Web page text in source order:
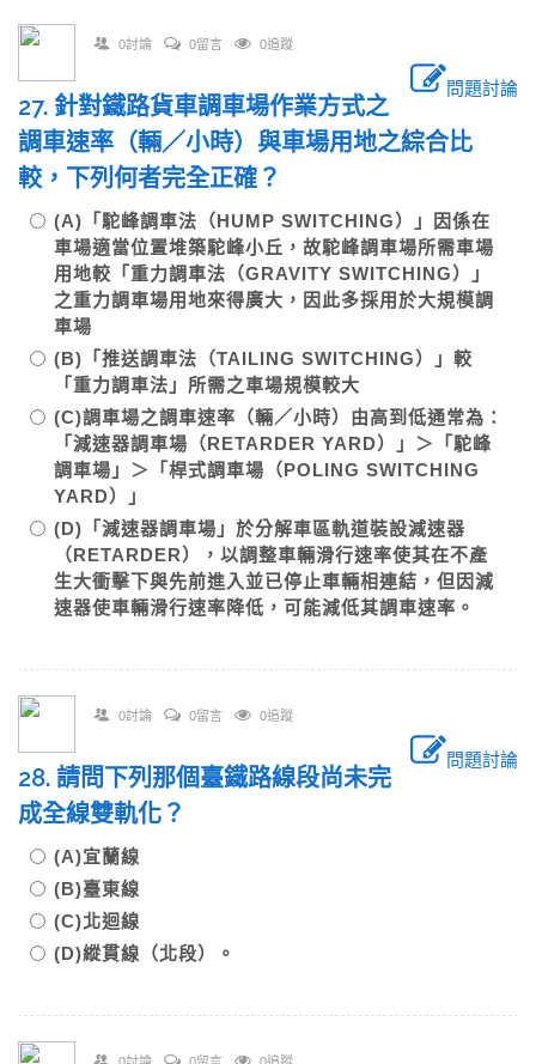
0討論 0留言 0追蹤
問題討論
27. 針對鐵路貨車調車場作業方式之
調車速率（輛／小時）與車場用地之綜合比
較，下列何者完全正確？
(A)「駝峰調車法（HUMP SWITCHING）」因係在
車場適當位置堆築駝峰小丘，故駝峰調車場所需車場
用地較「重力調車法（GRAVITY SWITCHING）」
之重力調車場用地來得廣大，因此多採用於大規模調
車場
(B)「推送調車法（TAILING SWITCHING）」較
「重力調車法」所需之車場規模較大
(C)調車場之調車速率（輛／小時）由高到低通常為：
「減速器調車場（RETARDER YARD）」＞「駝峰
調車場」＞「桿式調車場（POLING SWITCHING
YARD）」
(D)「減速器調車場」於分解車區軌道裝設減速器
（RETARDER），以調整車輛滑行速率使其在不產
生大衝擊下與先前進入並已停止車輛相連結，但因減
速器使車輛滑行速率降低，可能減低其調車速率。
0討論 0留言 0追蹤
問題討論
28. 請問下列那個臺鐵路線段尚未完
成全線雙軌化？
(A)宜蘭線
(B)臺東線
(C)北迴線
(D)縱貫線（北段）。